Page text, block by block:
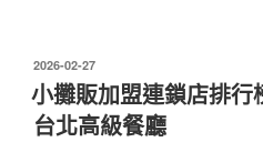
發
佈
於
2026-02-27
小攤販加盟連鎖店排
台北高級餐廳